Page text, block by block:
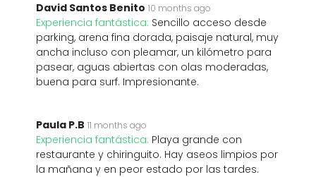
David Santos Benito 10 months ago
Experiencia fantástica: Sencillo acceso desde
parking, arena fina dorada, paisaje natural, muy
ancha incluso con pleamar, un kilómetro para
pasear, aguas abiertas con olas moderadas,
buena para surf. Impresionante.
Paula P.B 11 months ago
Experiencia fantástica: Playa grande con
restaurante y chiringuito. Hay aseos limpios por
la mañana y en peor estado por las tardes.